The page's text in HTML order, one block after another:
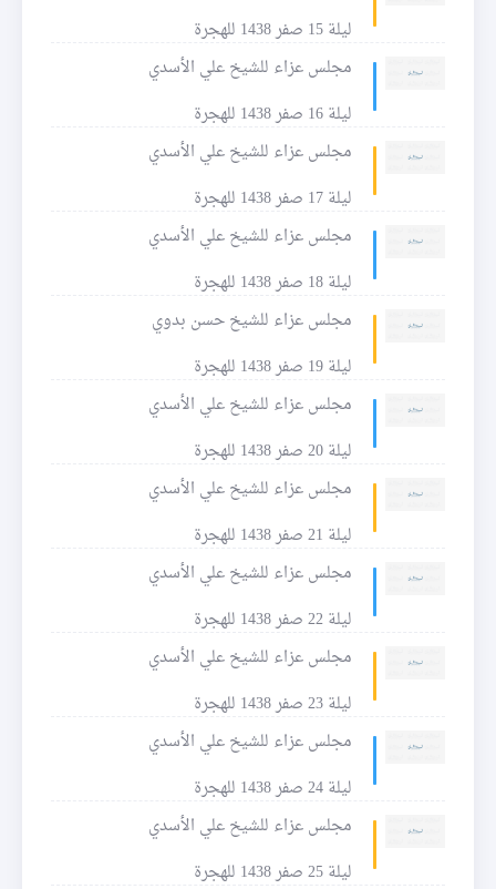
ليلة 15 صفر 1438 للهجرة
مجلس عزاء للشيخ علي الأسدي
ليلة 16 صفر 1438 للهجرة
مجلس عزاء للشيخ علي الأسدي
ليلة 17 صفر 1438 للهجرة
مجلس عزاء للشيخ علي الأسدي
ليلة 18 صفر 1438 للهجرة
مجلس عزاء للشيخ حسن بدوي
ليلة 19 صفر 1438 للهجرة
مجلس عزاء للشيخ علي الأسدي
ليلة 20 صفر 1438 للهجرة
مجلس عزاء للشيخ علي الأسدي
ليلة 21 صفر 1438 للهجرة
مجلس عزاء للشيخ علي الأسدي
ليلة 22 صفر 1438 للهجرة
مجلس عزاء للشيخ علي الأسدي
ليلة 23 صفر 1438 للهجرة
مجلس عزاء للشيخ علي الأسدي
ليلة 24 صفر 1438 للهجرة
مجلس عزاء للشيخ علي الأسدي
ليلة 25 صفر 1438 للهجرة